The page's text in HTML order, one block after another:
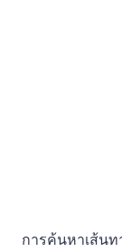
การค้นหาเส้น